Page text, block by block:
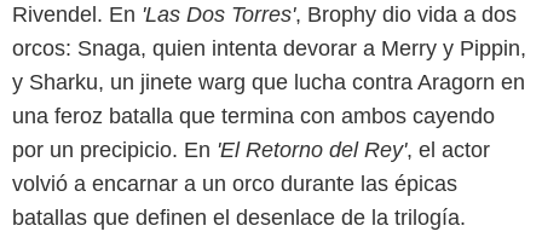
Rivendel. En 'Las Dos Torres', Brophy dio vida a dos
orcos: Snaga, quien intenta devorar a Merry y Pippin,
y Sharku, un jinete warg que lucha contra Aragorn en
una feroz batalla que termina con ambos cayendo
por un precipicio. En 'El Retorno del Rey', el actor
volvió a encarnar a un orco durante las épicas
batallas que definen el desenlace de la trilogía.